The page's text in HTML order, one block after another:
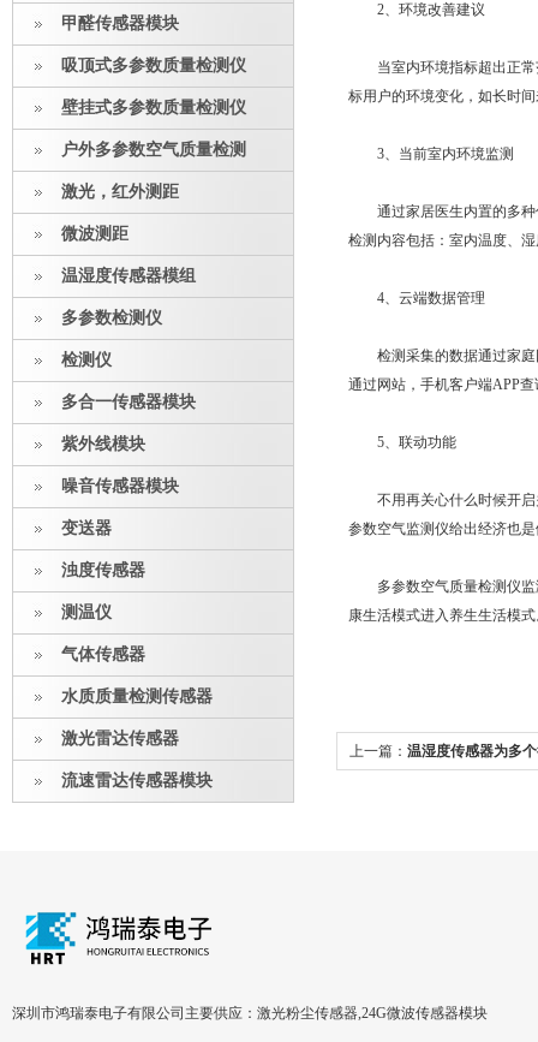
甲醛传感器模块
吸顶式多参数质量检测仪
壁挂式多参数质量检测仪
户外多参数空气质量检测
激光，红外测距
微波测距
温湿度传感器模组
多参数检测仪
检测仪
多合一传感器模块
紫外线模块
噪音传感器模块
变送器
浊度传感器
测温仪
气体传感器
水质质量检测传感器
激光雷达传感器
流速雷达传感器模块
2、环境改善建议
当室内环境指标超出正常
标用户的环境变化，如长时
3、当前室内环境监测
通过家居医生内置的多种
检测内容包括：室内温度、
4、云端数据管理
检测采集的数据通过家庭
通过网站，手机客户端APP
5、联动功能
不用再关心什么时候开启
参数空气监测仪给出经济也
多参数空气质量检测仪监
康生活模式进入养生生活模
上一篇： 温湿度传感器为多
深圳市鸿瑞泰电子有限公司主要供应：激光粉尘传感器,24G微波传感器模块